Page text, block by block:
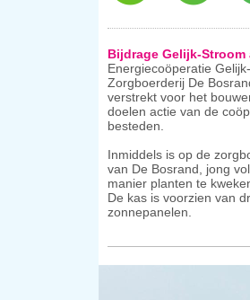
Bijdrage Gelijk-
Energiecoöperatie
Zorgboerderij De
verstrekt voor het
doelen actie van de
besteden.
Inmiddels is op de
van De Bosrand, jong
manier planten te
De kas is voorzien van
zonnepanelen.